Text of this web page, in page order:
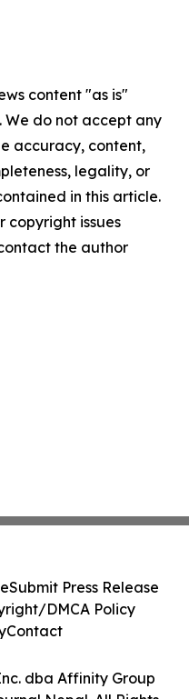
content "as is"
do not accept any
accuracy, content,
legality, or
in this article.
copyright issues
the author
dba Affinity Group
Submit Press Release
DMCA Policy
Contact